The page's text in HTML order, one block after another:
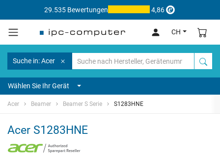
29.535 Bewertungen 4,86
CH
Suche in: Acer
Wählen Sie Ihr Gerät
Acer Beamer Beamer S Serie S1283HNE
Acer S1283HNE